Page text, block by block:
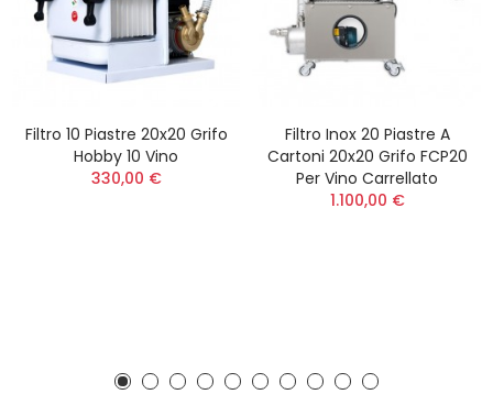
Filtro 10 Piastre 20x20 Grifo
Hobby 10 Vino
330,00 €
Filtro Inox 20 Piastre A
Cartoni 20x20 Grifo FCP20
Per Vino Carrellato
1.100,00 €